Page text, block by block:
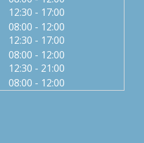
12:30 tot
- 17:00
08:00 tot
- 12:00
12:30 tot
- 17:00
08:00 tot
- 12:00
12:30 tot
- 21:00
08:00 - 12:00